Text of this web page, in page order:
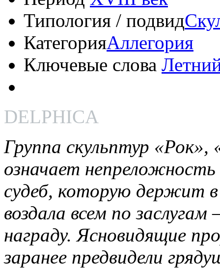
Типология / подвид
КатегорияАллегория
Ключевые слова
DELPHICA
Группа скульптур
означает
судеб, которую держит в
воздала всем по
награду. Ясновидящие
заранее предвидели